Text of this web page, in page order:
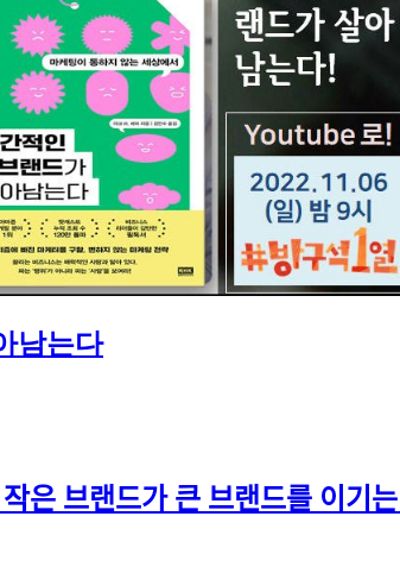
남는다
책 – 작은 브랜드가 큰 브랜드를 이기